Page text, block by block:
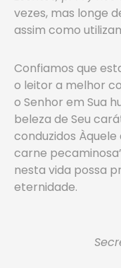
vezes, mas longe
assim como
Confiamos que
o leitor a melhor
o Senhor em Sua
beleza de Seu
conduzidos
carne
nesta vida possa
eternidade.